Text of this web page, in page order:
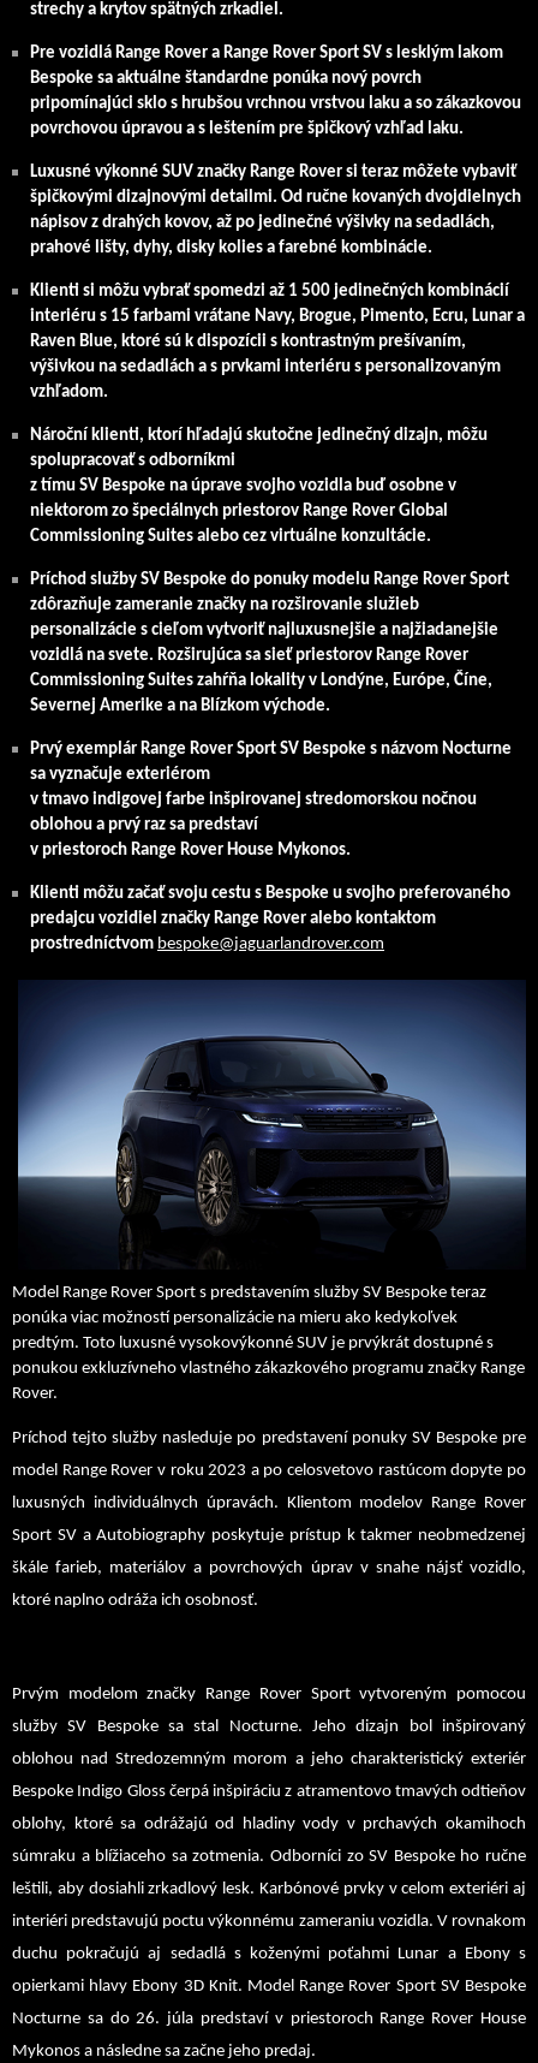
strechy a krytov spätných zrkadiel.
Pre vozidlá Range Rover a Range Rover Sport SV s lesklým lakom
Bespoke sa aktuálne štandardne ponúka nový povrch
pripomínajúci sklo s hrubšou vrchnou vrstvou laku a so zákazkovou
povrchovou úpravou a s leštením pre špičkový vzhľad laku.
Luxusné výkonné SUV značky Range Rover si teraz môžete vybaviť
špičkovými dizajnovými detailmi. Od ručne kovaných dvojdielnych
nápisov z drahých kovov, až po jedinečné výšivky na sedadlách,
prahové lišty, dyhy, disky kolies a farebné kombinácie.
Klienti si môžu vybrať spomedzi až 1 500 jedinečných kombinácií
interiéru s 15 farbami vrátane Navy, Brogue, Pimento, Ecru, Lunar a
Raven Blue, ktoré sú k dispozícii s kontrastným prešívaním,
výšivkou na sedadlách a s prvkami interiéru s personalizovaným
vzhľadom.
Nároční klienti, ktorí hľadajú skutočne jedinečný dizajn, môžu
spolupracovať s odborníkmi
z tímu SV Bespoke na úprave svojho vozidla buď osobne v
niektorom zo špeciálnych priestorov Range Rover Global
Commissioning Suites alebo cez virtuálne konzultácie.
Príchod služby SV Bespoke do ponuky modelu Range Rover Sport
zdôrazňuje zameranie značky na rozširovanie služieb
personalizácie s cieľom vytvoriť najluxusnejšie a najžiadanejšie
vozidlá na svete. Rozširujúca sa sieť priestorov Range Rover
Commissioning Suites zahŕňa lokality v Londýne, Európe, Číne,
Severnej Amerike a na Blízkom východe.
Prvý exemplár Range Rover Sport SV Bespoke s názvom Nocturne
sa vyznačuje exteriérom
v tmavo indigovej farbe inšpirovanej stredomorskou nočnou
oblohou a prvý raz sa predstaví
v priestoroch Range Rover House Mykonos.
Klienti môžu začať svoju cestu s Bespoke u svojho preferovaného
predajcu vozidiel značky Range Rover alebo kontaktom
prostredníctvom bespoke@jaguarlandrover.com
Model Range Rover Sport s predstavením služby SV Bespoke teraz
ponúka viac možností personalizácie na mieru ako kedykoľvek
predtým. Toto luxusné vysokovýkonné SUV je prvýkrát dostupné s
ponukou exkluzívneho vlastného zákazkového programu značky Range
Rover.
Príchod tejto služby nasleduje po predstavení ponuky SV Bespoke pre
model Range Rover v roku 2023 a po celosvetovo rastúcom dopyte po
luxusných individuálnych úpravách. Klientom modelov Range Rover
Sport SV a Autobiography poskytuje prístup k takmer neobmedzenej
škále farieb, materiálov a povrchových úprav v snahe nájsť vozidlo,
ktoré naplno odráža ich osobnosť.
Prvým modelom značky Range Rover Sport vytvoreným pomocou
služby SV Bespoke sa stal Nocturne. Jeho dizajn bol inšpirovaný
oblohou nad Stredozemným morom a jeho charakteristický exteriér
Bespoke Indigo Gloss čerpá inšpiráciu z atramentovo tmavých odtieňov
oblohy, ktoré sa odrážajú od hladiny vody v prchavých okamihoch
súmraku a blížiaceho sa zotmenia. Odborníci zo SV Bespoke ho ručne
leštili, aby dosiahli zrkadlový lesk. Karbónové prvky v celom exteriéri aj
interiéri predstavujú poctu výkonnému zameraniu vozidla. V rovnakom
duchu pokračujú aj sedadlá s koženými poťahmi Lunar a Ebony s
opierkami hlavy Ebony 3D Knit. Model Range Rover Sport SV Bespoke
Nocturne sa do 26. júla predstaví v priestoroch Range Rover House
Mykonos a následne sa začne jeho predaj.